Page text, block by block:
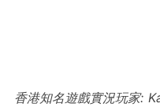
香港知名遊戲實況玩家: